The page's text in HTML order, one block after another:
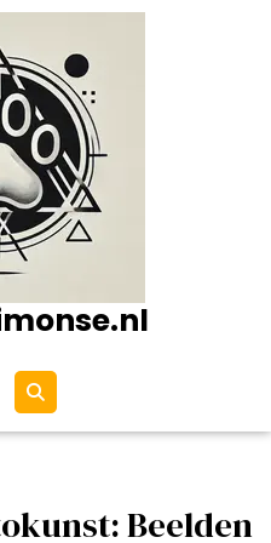
Beelden